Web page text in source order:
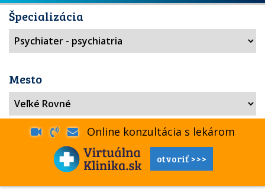
Špecializácia
Mesto
Online konzultácia s lekárom
otvoriť >>>